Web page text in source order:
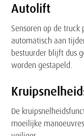
Autolift
Sensoren op de
automatisch aan
bestuurder blijft dus
worden gestapeld.
De
moeilijke